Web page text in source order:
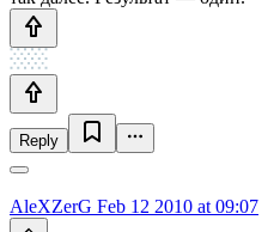
Reply
AleXZerG Feb 12 2010 at 09:07